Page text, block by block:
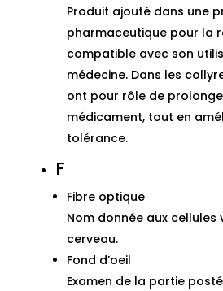
Produit ajouté dans une
pharmaceutique pour la
compatible avec son
médecine. Dans les
ont pour rôle de
médicament, tout en
tolérance.
F
Fibre optique
Nom donnée aux cellules
cerveau.
Fond d’oeil
Examen de la partie